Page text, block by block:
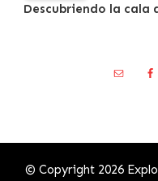
Descubriendo la cala
© Copyright 2026